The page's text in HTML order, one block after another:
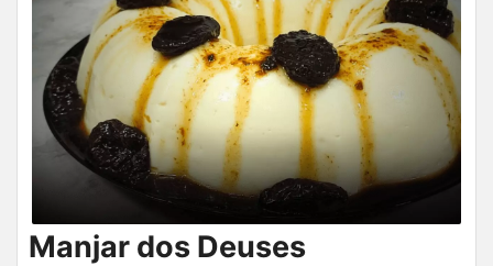
Manjar dos Deuses